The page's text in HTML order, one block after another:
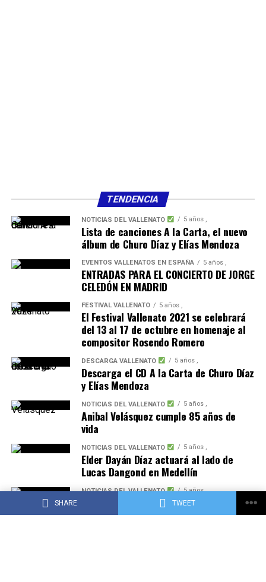
SHARE TWEET
TENDENCIA
NOTICIAS DEL VALLENATO 5 años ,
Lista de canciones A la Carta, el nuevo
álbum de Churo Díaz y Elías Mendoza
EVENTOS VALLENATOS EN ESPAÑA 5 años ,
ENTRADAS PARA EL CONCIERTO DE JORGE
CELEDÓN EN MADRID
FESTIVAL VALLENATO 5 años ,
El Festival Vallenato 2021 se celebrará
del 13 al 17 de octubre en homenaje al
compositor Rosendo Romero
DESCARGA VALLENATO 5 años ,
Descarga el CD A la Carta de Churo Díaz
y Elías Mendoza
NOTICIAS DEL VALLENATO 5 años ,
Anibal Velásquez cumple 85 años de
vida
NOTICIAS DEL VALLENATO 5 años ,
Elder Dayán Díaz actuará al lado de
Lucas Dangond en Medellín
NOTICIAS DEL VALLENATO 5 años ,
Ana del Castillo reveló la fecha de
lanzamiento de su primer CD